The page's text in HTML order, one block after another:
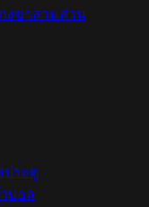
กงขาสามส่วน
ประตู
บอล